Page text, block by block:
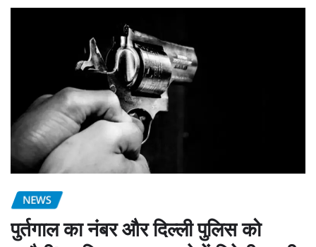
NEWS
पुर्तगाल का नंबर और दिल्ली पुलिस को